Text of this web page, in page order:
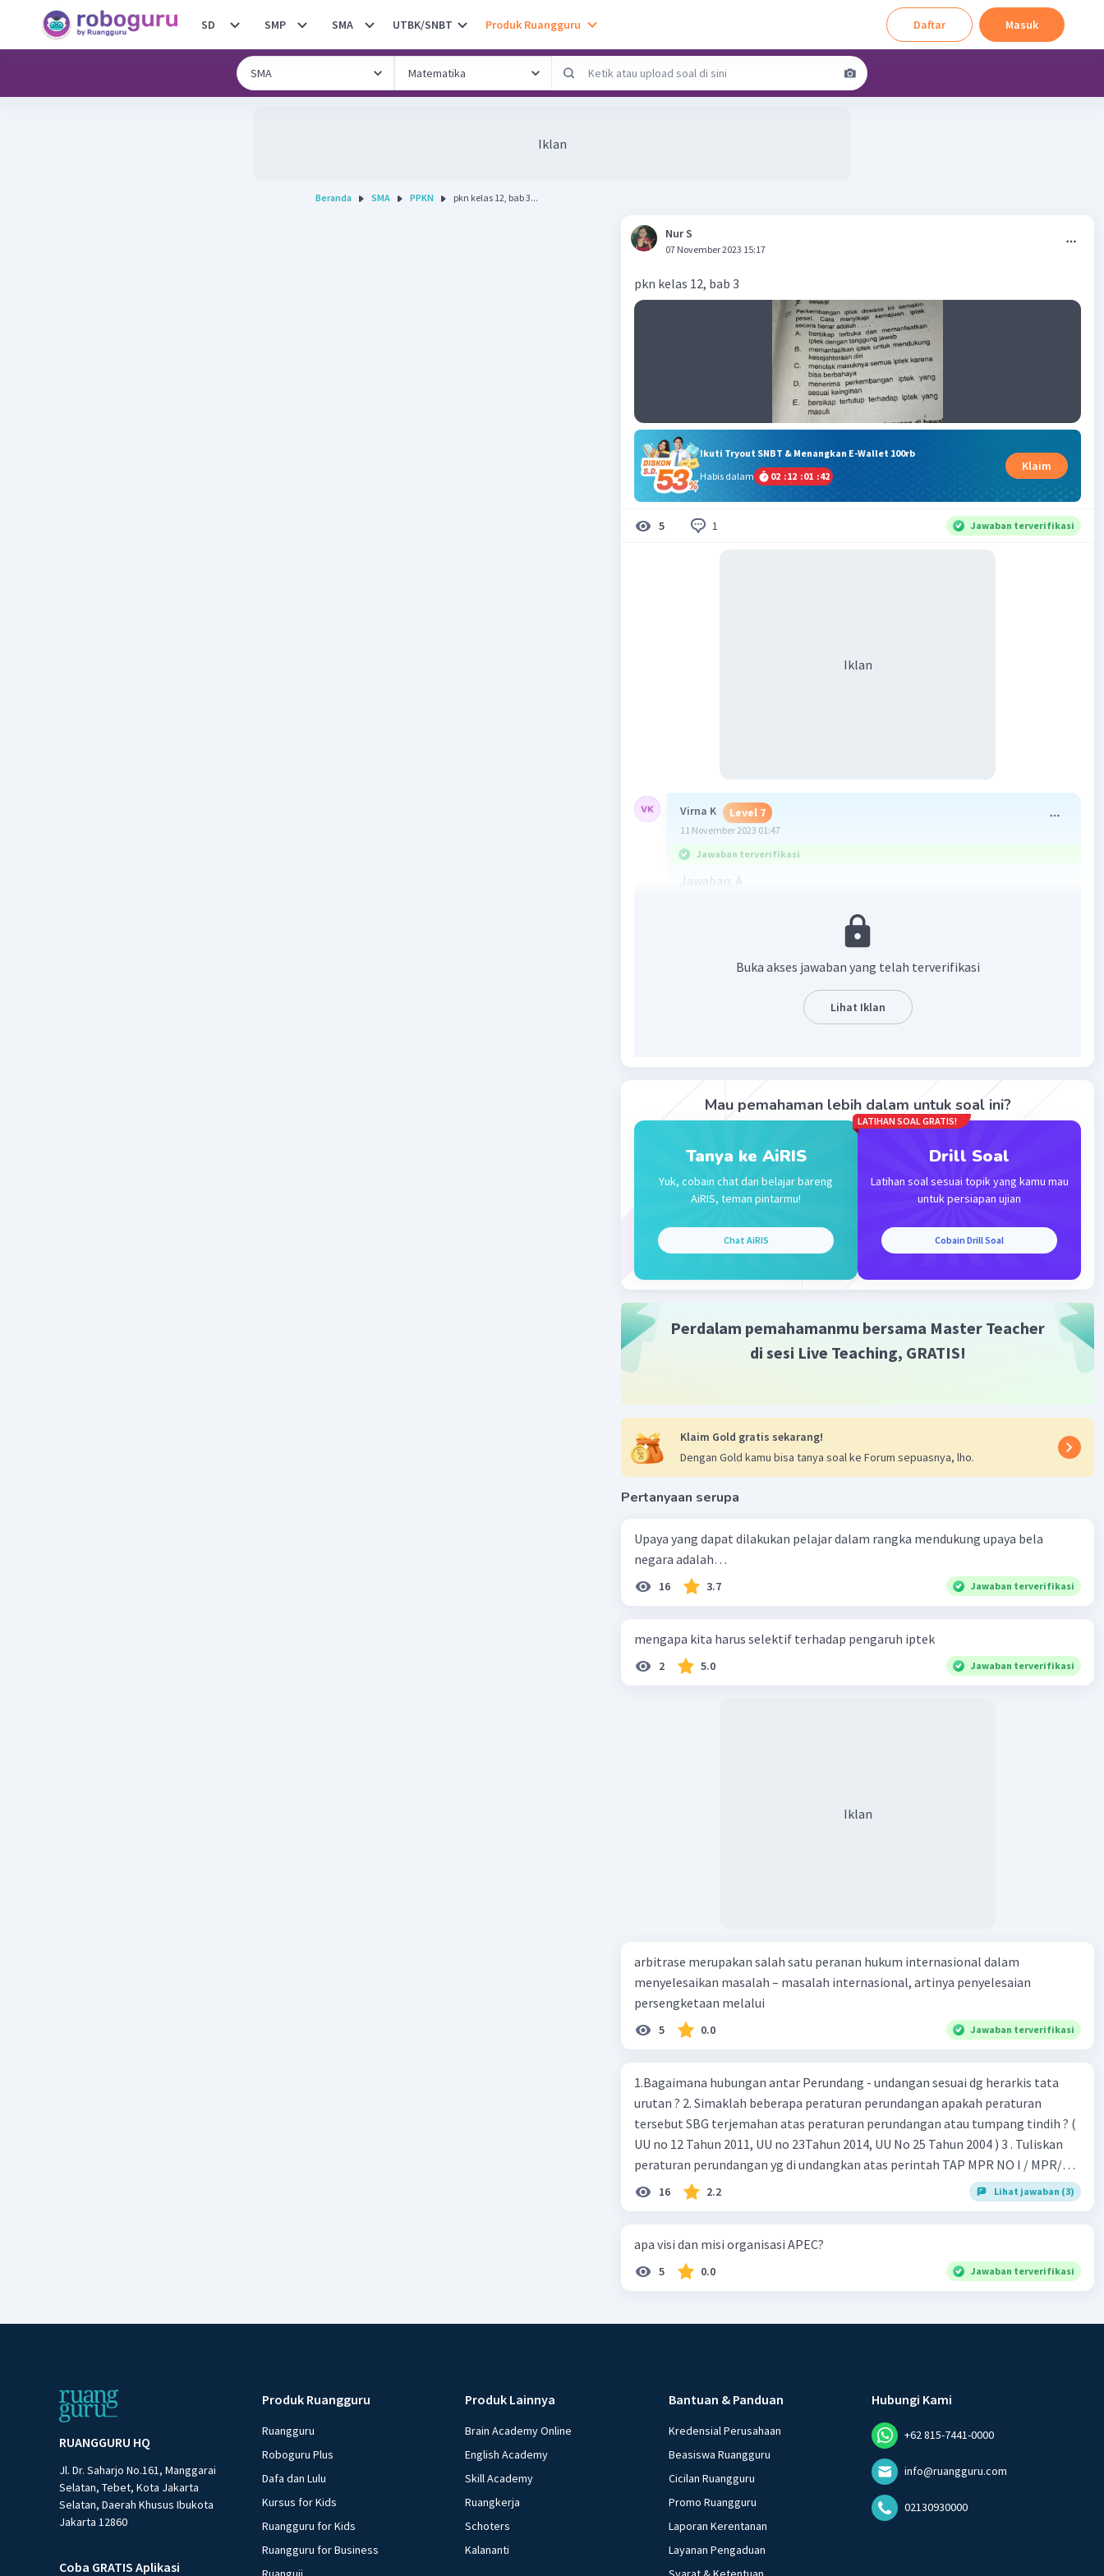
SD SMP SMA UTBK/SNBT Produk Ruangguru Daftar Masuk
Iklan
Beranda SMA PPKN pkn kelas 12, bab 3...
Nur S
07 November 2023 15:17
pkn kelas 12, bab 3
Ikuti Tryout SNBT & Menangkan E-Wallet 100rb
Habis dalam
02 :12 :01 :41
Klaim
5 1 Jawaban terverifikasi
Iklan
Virna K Level 7
11 November 2023 01:47
Jawaban terverifikasi
Jawaban: A
harus bersikap terbuka dan bertanggung jawab terhadap iptek. Jika
kita menutup diri terhadap iptek, bangsa Indonesia akan mengalami
ketertinggalan. Oleh karena itu, kemajuan iptek dapat disikapi
dengan memanfaatkannya secara bertanggung jawab bagi
pemenuhan kebutuhan hidup.
Iklan
Buka akses jawaban yang telah terverifikasi
Lihat Iklan
Mau pemahaman lebih dalam untuk soal ini?
Tanya ke AiRIS
Yuk, cobain chat dan belajar bareng
AiRIS, teman pintarmu!
Chat AiRIS
LATIHAN SOAL GRATIS!
Drill Soal
Latihan soal sesuai topik yang kamu mau
untuk persiapan ujian
Cobain Drill Soal
Perdalam pemahamanmu bersama Master Teacher
di sesi Live Teaching, GRATIS!
Klaim Gold gratis sekarang!
Dengan Gold kamu bisa tanya soal ke Forum sepuasnya, lho.
Pertanyaan serupa
Upaya yang dapat dilakukan pelajar dalam rangka mendukung upaya bela
negara adalah…
16 3.7 Jawaban terverifikasi
mengapa kita harus selektif terhadap pengaruh iptek
2 5.0 Jawaban terverifikasi
Iklan
arbitrase merupakan salah satu peranan hukum internasional dalam
menyelesaikan masalah – masalah internasional, artinya penyelesaian
persengketaan melalui
5 0.0 Jawaban terverifikasi
1.Bagaimana hubungan antar Perundang - undangan sesuai dg herarkis tata
urutan ? 2. Simaklah beberapa peraturan perundangan apakah peraturan
tersebut SBG terjemahan atas peraturan perundangan atau tumpang tindih ? (
UU no 12 Tahun 2011, UU no 23Tahun 2014, UU No 25 Tahun 2004 ) 3 . Tuliskan
peraturan perundangan yg di undangkan atas perintah TAP MPR NO I / MPR/
2003 4.sebutkan produk UU atas perintah UUD NRI Tahun 1945 ( pasal18, pasal
22, pasal 23, Pasal 26 , Pasal 27,pasal ,pasal 28, pasal 29, pasal 30 ,pasal 31 dan
16 2.2 Lihat jawaban (3)
apa visi dan misi organisasi APEC?
5 0.0 Jawaban terverifikasi
RUANGGURU HQ
Jl. Dr. Saharjo No.161, Manggarai
Selatan, Tebet, Kota Jakarta
Selatan, Daerah Khusus Ibukota
Jakarta 12860
Coba GRATIS Aplikasi
Produk Ruangguru
Ruangguru
Roboguru Plus
Dafa dan Lulu
Kursus for Kids
Ruangguru for Kids
Ruangguru for Business
Produk Lainnya
Brain Academy Online
English Academy
Skill Academy
Ruangkerja
Schoters
Kalananti
Bantuan & Panduan
Kredensial Perusahaan
Beasiswa Ruangguru
Cicilan Ruangguru
Promo Ruangguru
Laporan Kerentanan
Layanan Pengaduan
Hubungi Kami
+62 815-7441-0000
info@ruangguru.com
02130930000